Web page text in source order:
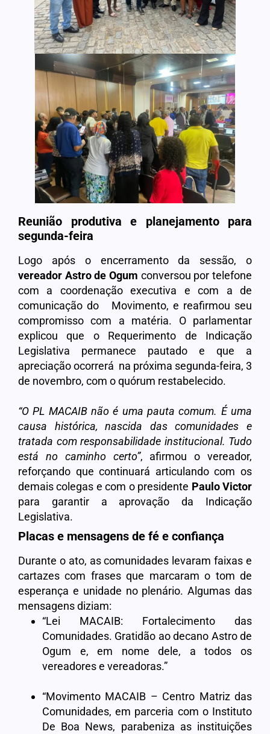
Reunião produtiva e planejamento para
segunda-feira
Logo após o encerramento da sessão, o
vereador Astro de Ogum conversou por telefone
com a coordenação executiva e com a de
comunicação do Movimento, e reafirmou seu
compromisso com a matéria. O parlamentar
explicou que o Requerimento de Indicação
Legislativa permanece pautado e que a
apreciação ocorrerá na próxima segunda-feira, 3
de novembro, com o quórum restabelecido.
“O PL MACAIB não é uma pauta comum. É uma
causa histórica, nascida das comunidades e
tratada com responsabilidade institucional. Tudo
está no caminho certo”, afirmou o vereador,
reforçando que continuará articulando com os
demais colegas e com o presidente Paulo Victor
para garantir a aprovação da Indicação
Legislativa.
Placas e mensagens de fé e confiança
Durante o ato, as comunidades levaram faixas e
cartazes com frases que marcaram o tom de
esperança e unidade no plenário. Algumas das
mensagens diziam:
“Lei MACAIB: Fortalecimento das
Comunidades. Gratidão ao decano Astro de
Ogum e, em nome dele, a todos os
vereadores e vereadoras.”
“Movimento MACAIB – Centro Matriz das
Comunidades, em parceria com o Instituto
De Boa News, parabeniza as instituições